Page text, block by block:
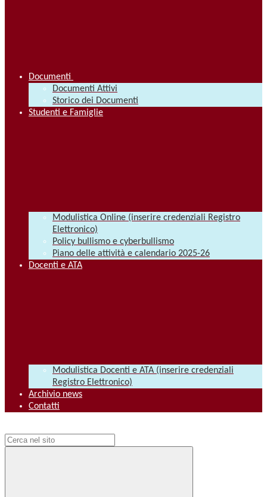
Documenti
Documenti Attivi
Storico dei Documenti
Studenti e Famiglie
Modulistica Online (inserire credenziali Registro
Elettronico)
Policy bullismo e cyberbullismo
Piano delle attività e calendario 2025-26
Docenti e ATA
Modulistica Docenti e ATA (inserire credenziali
Registro Elettronico)
Archivio news
Contatti